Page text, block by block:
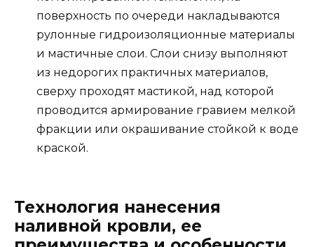
поверхность по очереди накладываются
рулонные гидроизоляционные материалы
и мастичные слои. Слои снизу выполняют
из недорогих практичных материалов,
сверху проходят мастикой, над которой
проводится армирование гравием мелкой
фракции или окрашивание стойкой к воде
краской.
Технология нанесения
наливной кровли, ее